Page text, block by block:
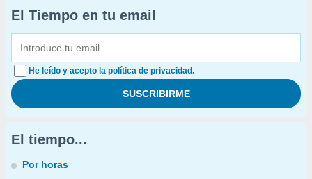
El Tiempo en tu email
He leído y acepto la política de privacidad.
El tiempo...
Por horas